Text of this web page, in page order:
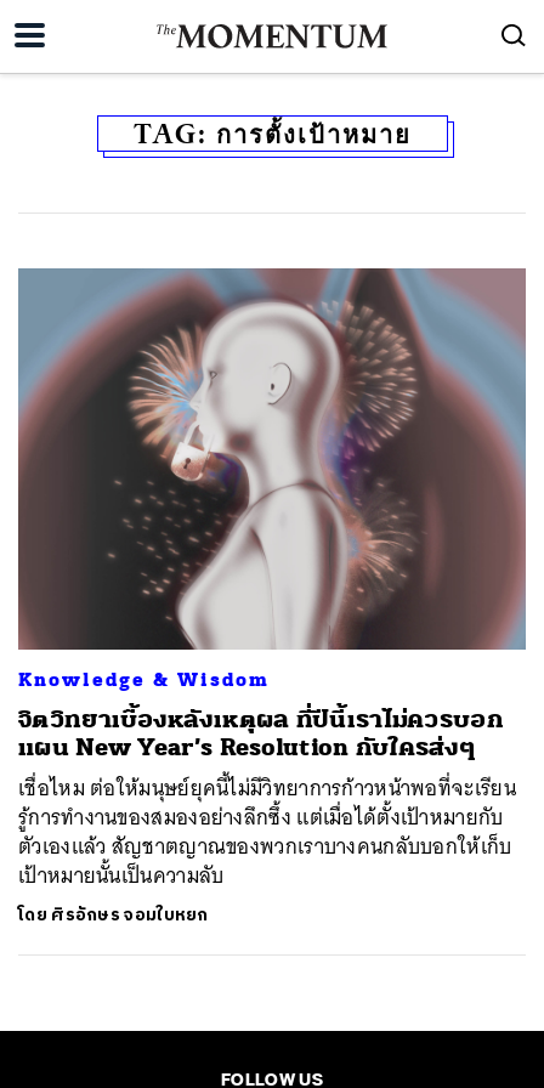
TAG: การตั้งเป้าหมาย
Knowledge & Wisdom
จิตวิทยาเบื้องหลังเหตุผล ที่ปีนี้เราไม่ควรบอก
แผน New Year’s Resolution กับใครส่งๆ
เชื่อไหม ต่อให้มนุษย์ยุคนี้ไม่มีวิทยาการก้าวหน้าพอที่จะเรียน
รู้การทำงานของสมองอย่างลึกซึ้ง แต่เมื่อได้ตั้งเป้าหมายกับ
ตัวเองแล้ว สัญชาตญาณของพวกเราบางคนกลับบอกให้เก็บ
เป้าหมายนั้นเป็นความลับ
โดย ศิรอักษร จอมใบหยก
FOLLOW US
SHARE TWEET LINE